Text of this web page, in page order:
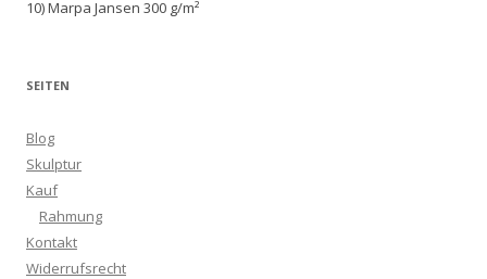
10) Marpa Jansen 300 g/m²
SEITEN
Blog
Skulptur
Kauf
Rahmung
Kontakt
Widerrufsrecht